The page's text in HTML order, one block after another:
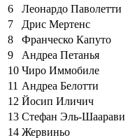
6
Леонардо Паволетти
7
Дрис Мертенс
8
Франческо Капуто
9
Андреа Петанья
10 Чиро Иммобиле
11 Андреа Белотти
12 Йосип Иличич
13 Стефан Эль-Шаарави
14 Жервиньо